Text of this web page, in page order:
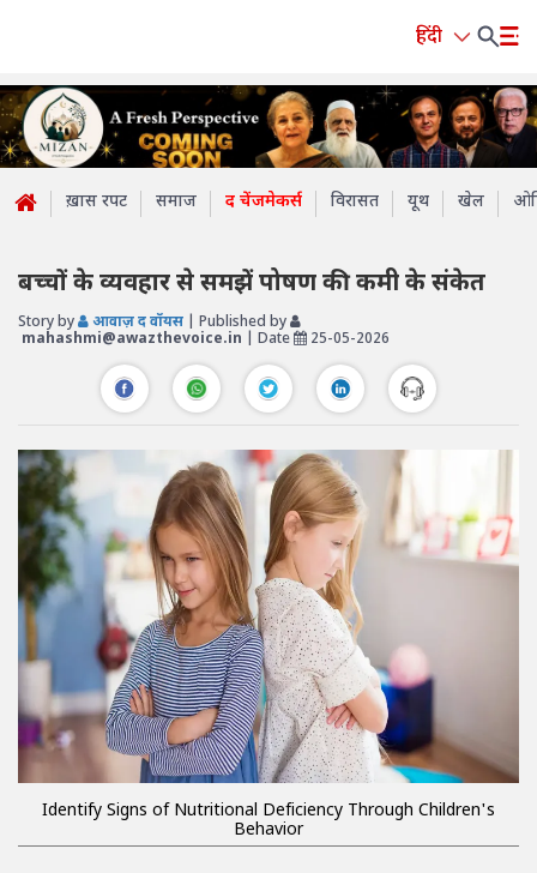
हिंदी
ख़ास रपट समाज द चेंजमेकर्स विरासत यूथ खेल
बच्चों के व्यवहार से समझें पोषण की कमी के संकेत
Story by आवाज़ द वॉयस
| Published by
mahashmi@awazthevoice.in | Date 25-05-2026
Identify Signs of Nutritional Deficiency Through Children's
Behavior